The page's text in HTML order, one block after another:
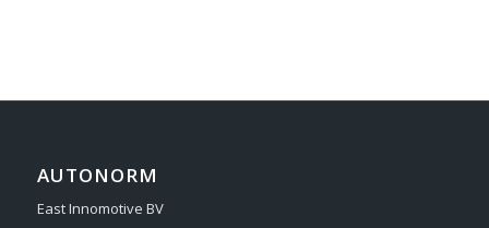
AUTONORM
East Innomotive BV